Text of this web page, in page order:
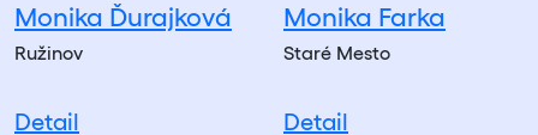
Monika Ďurajková
Ružinov
Detail
Monika Farka
Staré Mesto
Detail